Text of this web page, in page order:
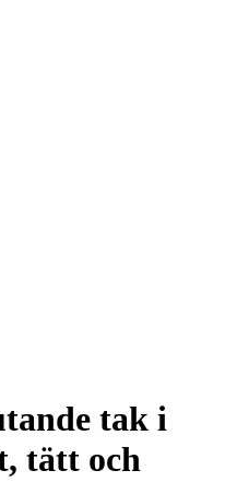
tak i
tätt och